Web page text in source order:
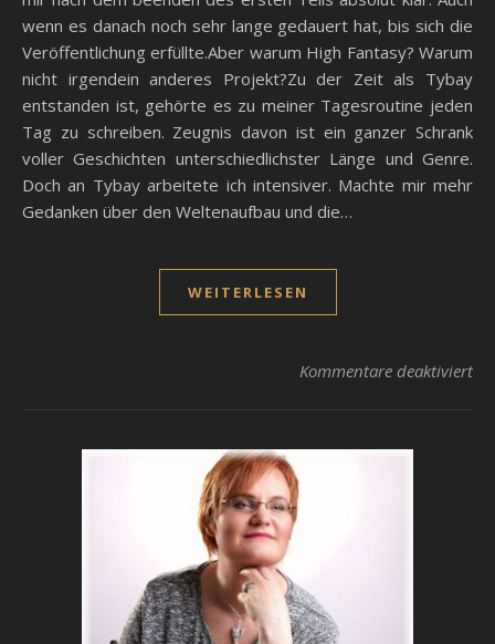
wenn es danach noch sehr lange gedauert hat, bis sich die
Veröffentlichung erfüllte.Aber warum High Fantasy? Warum
nicht irgendein anderes Projekt?Zu der Zeit als Tybay
entstanden ist, gehörte es zu meiner Tagesroutine jeden
Tag zu schreiben. Zeugnis davon ist ein ganzer Schrank
voller Geschichten unterschiedlichster Länge und Genre.
Doch an Tybay arbeitete ich intensiver. Machte mir mehr
Gedanken über den Weltenaufbau und die…
WEITERLESEN
Kommentare deaktiviertfür